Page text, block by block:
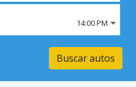
14:00 PM
Buscar autos